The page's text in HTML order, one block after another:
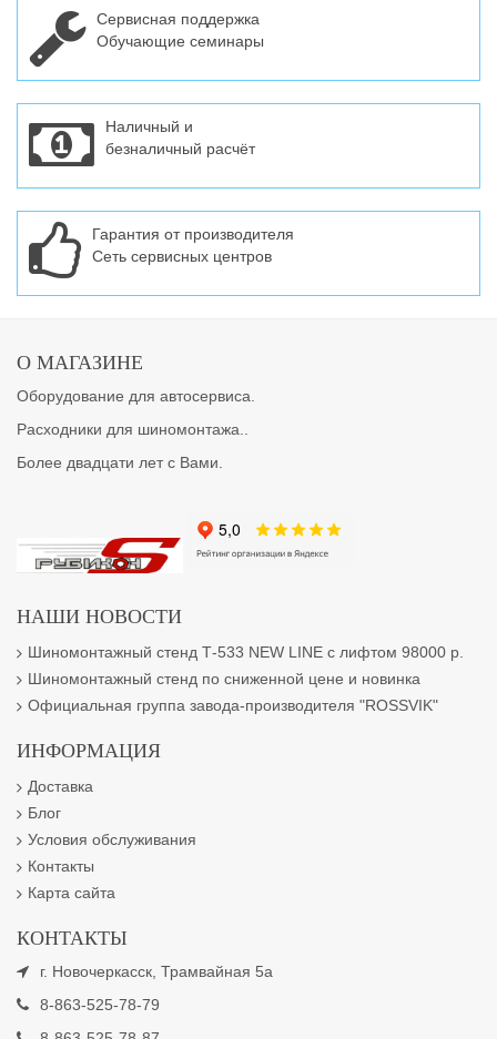
Сервисная поддержка
Обучающие семинары
Наличный и
безналичный расчёт
Гарантия от производителя
Сеть сервисных центров
О МАГАЗИНЕ
Оборудование для автосервиса.
Расходники для шиномонтажа..
Более двадцати лет с Вами.
НАШИ НОВОСТИ
Шиномонтажный стенд Т-533 NEW LINE с лифтом 98000 р.
Шиномонтажный стенд по сниженной цене и новинка
Официальная группа завода-производителя "ROSSVIK"
ИНФОРМАЦИЯ
Доставка
Блог
Условия обслуживания
Контакты
Карта сайта
КОНТАКТЫ
г. Новочеркасск, Трамвайная 5а
8-863-525-78-79